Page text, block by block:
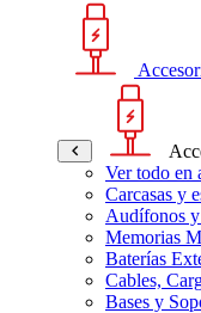
Ver todo en
Carcasas y
Audífonos
Memorias
Baterías
Cables,
Bases y